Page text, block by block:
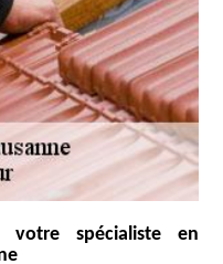
votre spécialiste en